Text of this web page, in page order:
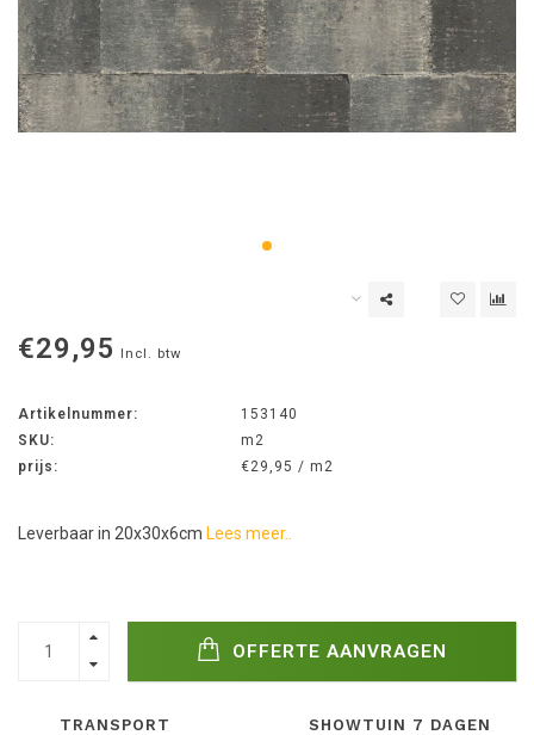
€29,95 Incl. btw
Artikelnummer:
153140
SKU:
m2
prijs:
€29,95 / m2
Leverbaar in 20x30x6cm Lees meer..
OFFERTE AANVRAGEN
TRANSPORT
SHOWTUIN 7 DAGEN